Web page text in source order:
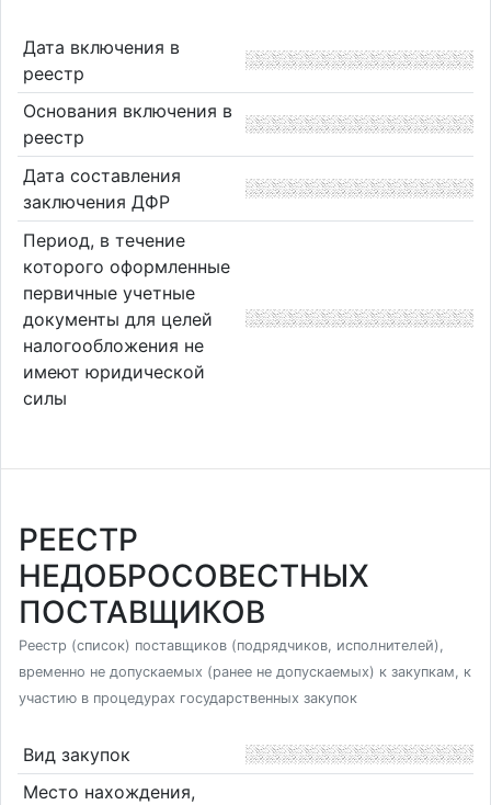
Дата включения в
реестр
Основания включения в
реестр
Дата составления
заключения ДФР
Период, в течение
которого оформленные
первичные учетные
документы для целей
налогообложения не
имеют юридической
силы
РЕЕСТР
НЕДОБРОСОВЕСТНЫХ
ПОСТАВЩИКОВ
Реестр (список) поставщиков (подрядчиков, исполнителей),
временно не допускаемых (ранее не допускаемых) к закупкам, к
участию в процедурах государственных закупок
Вид закупок
Место нахождения,